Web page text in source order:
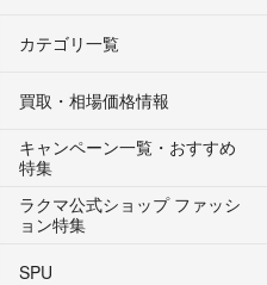
カテゴリ一覧
買取・相場価格情報
キャンペーン一覧・おすすめ
特集
ラクマ公式ショップ ファッシ
ョン特集
SPU